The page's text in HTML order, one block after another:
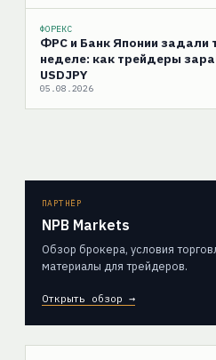
ФОРЕКС
ФРС и Банк Японии задали
неделе: как трейдеры
USDJPY
05.08.2026
ПАРТНЁР
NPB Markets
Обзор брокера, условия
материалы для трейдеров.
Открыть обзор →